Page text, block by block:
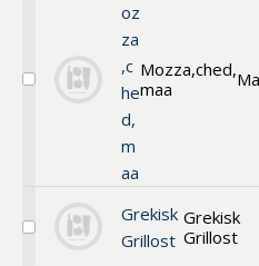
Välj
oz
za
,c
he
d,
m
aa
Mozza,ched,
maa
Välj
Grekisk
Grillost
Grekisk
Grillost